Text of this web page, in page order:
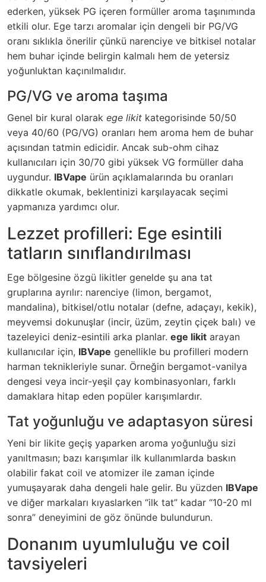
ederken, yüksek PG içeren formüller aroma taşınımında
etkili olur. Ege tarzı aromalar için dengeli bir PG/VG
oranı sıklıkla önerilir çünkü narenciye ve bitkisel notalar
hem buhar içinde belirgin kalmalı hem de yetersiz
yoğunluktan kaçınılmalıdır.
PG/VG ve aroma taşıma
Genel bir kural olarak ege likit kategorisinde 50/50
veya 40/60 (PG/VG) oranları hem aroma hem de buhar
açısından tatmin edicidir. Ancak sub-ohm cihaz
kullanıcıları için 30/70 gibi yüksek VG formüller daha
uygundur. IBVape ürün açıklamalarında bu oranları
dikkatle okumak, beklentinizi karşılayacak seçimi
yapmanıza yardımcı olur.
Lezzet profilleri: Ege esintili
tatların sınıflandırılması
Ege bölgesine özgü likitler genelde şu ana tat
gruplarına ayrılır: narenciye (limon, bergamot,
mandalina), bitkisel/otlu notalar (defne, adaçayı, kekik),
meyvemsi dokunuşlar (incir, üzüm, zeytin çiçek balı) ve
tazeleyici deniz-esintili arka planlar. ege likit arayan
kullanıcılar için, IBVape genellikle bu profilleri modern
harman teknikleriyle sunar. Örneğin bergamot-vanilya
dengesi veya incir-yeşil çay kombinasyonları, farklı
damaklara hitap eden popüler karışımlardır.
Tat yoğunluğu ve adaptasyon süresi
Yeni bir likite geçiş yaparken aroma yoğunluğu sizi
yanıltmasın; bazı karışımlar ilk kullanımlarda baskın
olabilir fakat coil ve atomizer ile zaman içinde
yumuşayarak daha dengeli hale gelir. Bu yüzden IBVape
ve diğer markaları kıyaslarken “ilk tat” kadar “10-20 ml
sonra” deneyimini de göz önünde bulundurun.
Donanım uyumluluğu ve coil
tavsiyeleri